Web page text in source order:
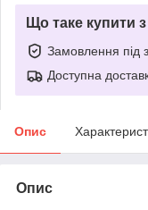
Що таке купити
Замовлення під
Доступна
Опис
Опис